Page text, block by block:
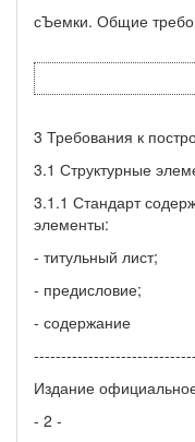
сЪемки. Общие
3 Требования к
3.1 Структурные
3.1.1 Стандарт
элементы:
- титульный лист;
- предисловие;
- содержание
Издание
- 2 -